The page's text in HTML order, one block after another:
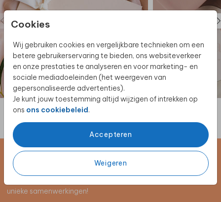
Cookies
Wij gebruiken cookies en vergelijkbare technieken om een
betere gebruikerservaring te bieden, ons websiteverkeer
en onze prestaties te analyseren en voor marketing- en
sociale mediadoeleinden (het weergeven van
gepersonaliseerde advertenties).
Je kunt jouw toestemming altijd wijzigen of intrekken op
ons ons cookiebeleid.
Accepteren
Weigeren
Bestel een poster van je geboortekaartje. Super
poster formaat
Schrijf je in voor de nieuwsbrief
unieke samenwerkingen!